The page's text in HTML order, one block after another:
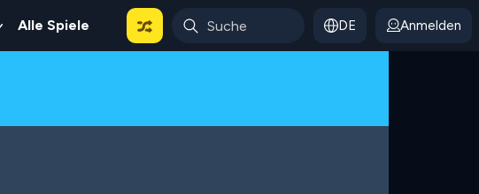
Show
Submenu
Alle Spiele DE Anmelden